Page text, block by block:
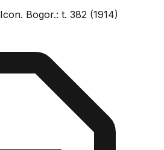
Icon. Bogor.: t. 382 (1914)